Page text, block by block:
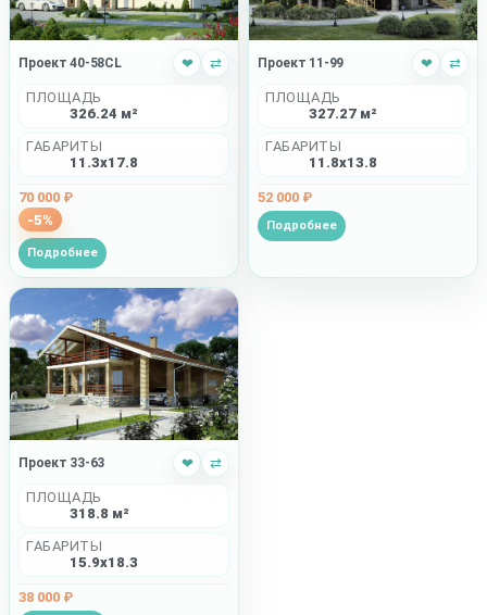
Проект 40-58CL ❤ ⇄
ПЛОЩАДЬ
326.24 м²
ГАБАРИТЫ
11.3x17.8
70 000 ₽
-5%
Подробнее
Проект 11-99 ❤ ⇄
ПЛОЩАДЬ
327.27 м²
ГАБАРИТЫ
11.8x13.8
52 000 ₽
Подробнее
Проект 33-63 ❤ ⇄
ПЛОЩАДЬ
318.8 м²
ГАБАРИТЫ
15.9x18.3
38 000 ₽